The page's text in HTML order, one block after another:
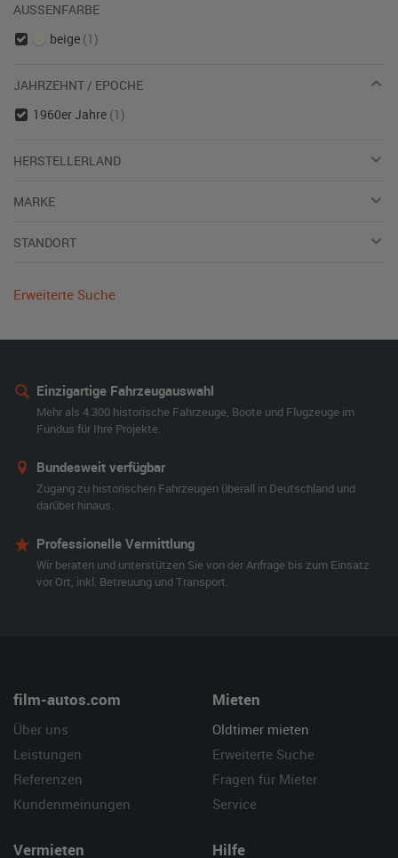
AUSSENFARBE
beige (1)
JAHRZEHNT / EPOCHE
1960er Jahre (1)
HERSTELLERLAND
MARKE
STANDORT
Erweiterte Suche
Einzigartige Fahrzeugauswahl
Mehr als 4.300 historische Fahrzeuge, Boote und Flugzeuge im
Fundus für Ihre Projekte.
Bundesweit verfügbar
Zugang zu historischen Fahrzeugen überall in Deutschland und
darüber hinaus.
Professionelle Vermittlung
Wir beraten und unterstützen Sie von der Anfrage bis zum Einsatz
vor Ort, inkl. Betreuung und Transport.
film-autos.com
Über uns
Leistungen
Referenzen
Kundenmeinungen
Mieten
Oldtimer mieten
Erweiterte Suche
Fragen für Mieter
Service
Vermieten Hilfe